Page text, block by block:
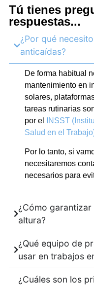
Tú tienes
respuestas...
¿Por qué
anticaídas?
De forma habitual
mantenimiento en
solares,
tareas rutinarias
por el
INSST
Salud en el
Por lo tanto, si
necesitaremos
necesarios para
¿Cómo
altura?
¿Qué equipo de
usar en trabajos
¿Cuáles son los